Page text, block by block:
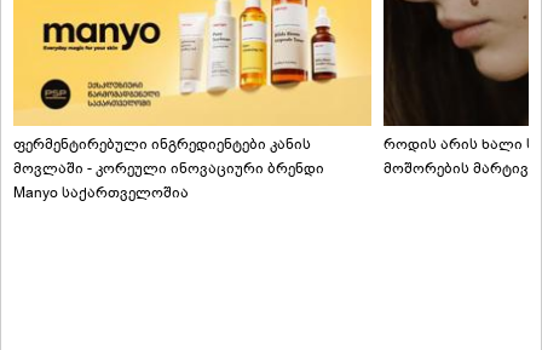
ფერმენტირებული ინგრედიენტები კანის
მოვლაში - კორეული ინოვაციური ბრენდი
Manyo საქართველოშია
როდის არის ხალი
მოშორების